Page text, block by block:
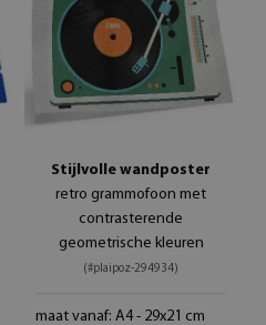
Stijlvolle wandposter
retro grammofoon met
contrasterende
geometrische kleuren
(#plaipoz-294934)
maat vanaf: A4 - 29x21 cm